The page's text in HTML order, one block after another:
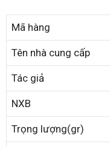
Mã hàng
Tên nhà cung cấp
Tác giả
NXB
Trọng lượng(gr)